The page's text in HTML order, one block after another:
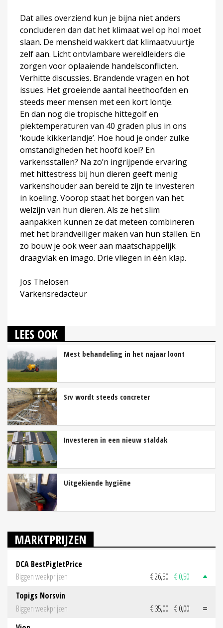
Dat alles overziend kun je bijna niet anders
concluderen dan dat het klimaat wel op hol moet
slaan. De mensheid wakkert dat klimaatvuurtje
zelf aan. Licht ontvlambare wereldleiders die
zorgen voor oplaaiende handelsconflicten.
Verhitte discussies. Brandende vragen en hot
issues. Het groeiende aantal heethoofden en
steeds meer mensen met een kort lontje.
En dan nog die tropische hittegolf en
piektemperaturen van 40 graden plus in ons
‘koude kikkerlandje’. Hoe houd je onder zulke
omstandigheden het hoofd koel? En
varkensstallen? Na zo’n ingrijpende ervaring
met hittestress bij hun dieren geeft menig
varkenshouder aan bereid te zijn te investeren
in koeling. Voorop staat het borgen van het
welzijn van hun dieren. Als ze het slim
aanpakken kunnen ze dat meteen combineren
met het brandveiliger maken van hun stallen. En
zo bouw je ook weer aan maatschappelijk
draagvlak en imago. Drie vliegen in één klap.
Jos Thelosen
Varkensredacteur
LEES OOK
Mest behandeling in het najaar loont
Srv wordt steeds concreter
Investeren in een nieuw staldak
Uitgekiende hygiëne
MARKTPRIJZEN
DCA BestPigletPrice
Biggen weekprijzen
€ 26,50 € 0,50
Topigs Norsvin
Biggen weekprijzen
€ 35,00 € 0,00